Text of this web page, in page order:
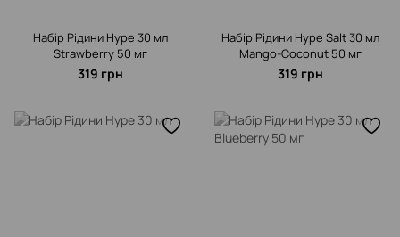
Набір Рідини Hype 30 мл
Strawberry 50 мг
319 грн
Набір Рідини Hype Salt 30 мл
Mango-Coconut 50 мг
319 грн